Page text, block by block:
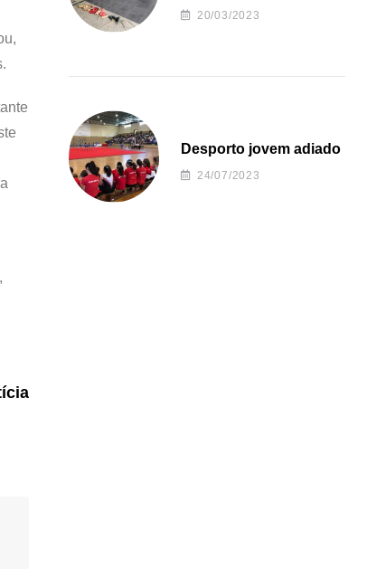
Almeida
20/03/2023
Desporto jovem adiado
24/07/2023